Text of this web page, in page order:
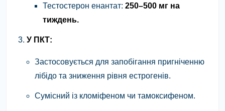
Тестостерон енантат: 250–500 мг на
тиждень.
У ПКТ:
Застосовується для запобігання пригніченню
лібідо та зниження рівня естрогенів.
Сумісний із кломіфеном чи тамоксифеном.